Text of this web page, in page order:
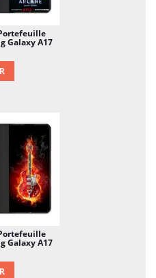
Galaxy A17
Galaxy A17